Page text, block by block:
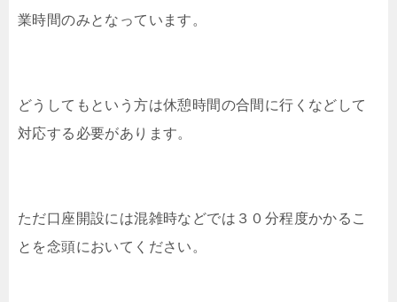
業時間のみとなっています。
どうしてもという方は休憩時間の合間に行くなどして
対応する必要があります。
ただ口座開設には混雑時などでは３０分程度かかるこ
とを念頭においてください。